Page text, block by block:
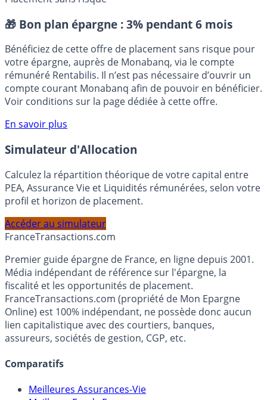
réversionPensions de retraite
Placement sans risque
🎁 Bon plan épargne : 3% pendant 6 mois
Bénéficiez de cette offre de placement sans risque pour
votre épargne, auprès de Monabanq, via le compte
rémunéré Rentabilis. Il n’est pas nécessaire d’ouvrir un
compte courant Monabanq afin de pouvoir en bénéficier.
Voir conditions sur la page dédiée à cette offre.
En savoir plus
Simulateur d'Allocation
Calculez la répartition théorique de votre capital entre
PEA, Assurance Vie et Liquidités rémunérées, selon votre
profil et horizon de placement.
Accéder au simulateur
FranceTransactions.com
Premier guide épargne de France, en ligne depuis 2001.
Média indépendant de référence sur l'épargne, la
fiscalité et les opportunités de placement.
FranceTransactions.com (propriété de Mon Epargne
Online) est 100% indépendant, ne possède donc aucun
lien capitalistique avec des courtiers, banques,